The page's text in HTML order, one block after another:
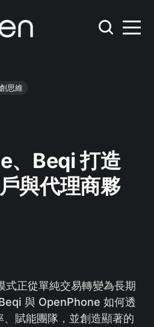
思維
、Beqi 打造
與代理商夥
式正從單純交易轉變為長期
與 OpenPhone 如何透
賦能團隊，並創造顯著的